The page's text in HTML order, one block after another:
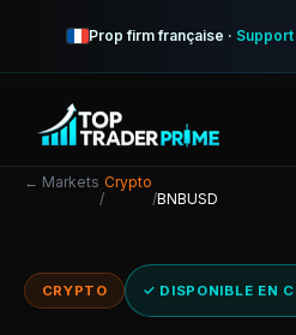
Prop firm française · Support
← Markets
/
Crypto
/BNBUSD
CRYPTO ✓ DISPONIBLE EN